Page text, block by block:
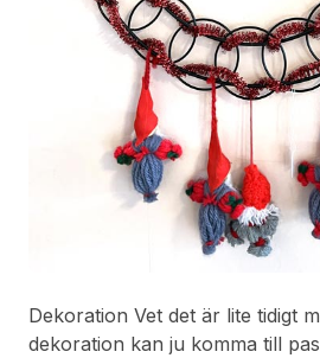
Dekoration Vet det är lite tidigt
dekoration kan ju komma till